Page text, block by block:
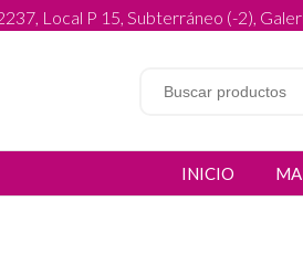
Local P 15, Subterráneo (-2),
INICIO